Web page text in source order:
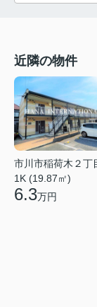
近隣の物件
市川市稲荷木２丁
1K (19.87㎡)
6.3万円